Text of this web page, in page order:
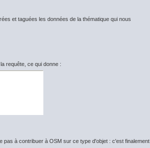
et taguées les données de la thématique qui nous
requête, ce qui donne :
pas à contribuer à OSM sur ce type d'objet : c'est finalement